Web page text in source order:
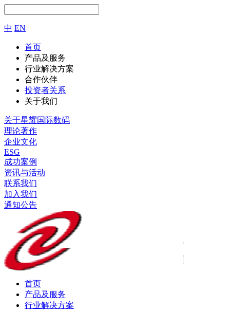
中 EN
首页
产品及服务
行业解决方案
合作伙伴
投资者关系
关于我们
关于星耀国际数码
理论著作
企业文化
ESG
成功案例
资讯与活动
联系我们
加入我们
通知公告
首页
产品及服务
行业解决方案